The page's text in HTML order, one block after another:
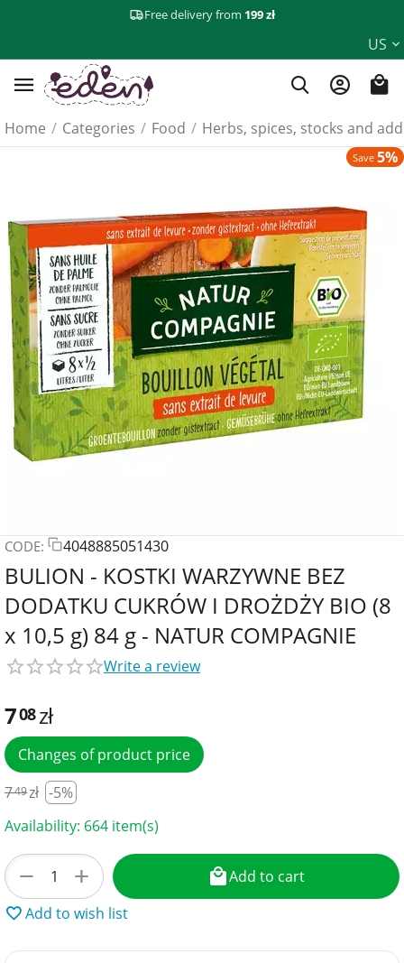
Free delivery from 199 zł
US
Home / Categories / Food / Herbs, spices, stocks and
Save 5%
CODE: 4048885051430
BULION - KOSTKI WARZYWNE BEZ
DODATKU CUKRÓW I DROŻDŻY BIO (8
x 10,5 g) 84 g - NATUR COMPAGNIE
Write a review
708zł
Changes of product price
749zł -5%
Availability: 664 item(s)
+
−
Add to cart
Add to wish list